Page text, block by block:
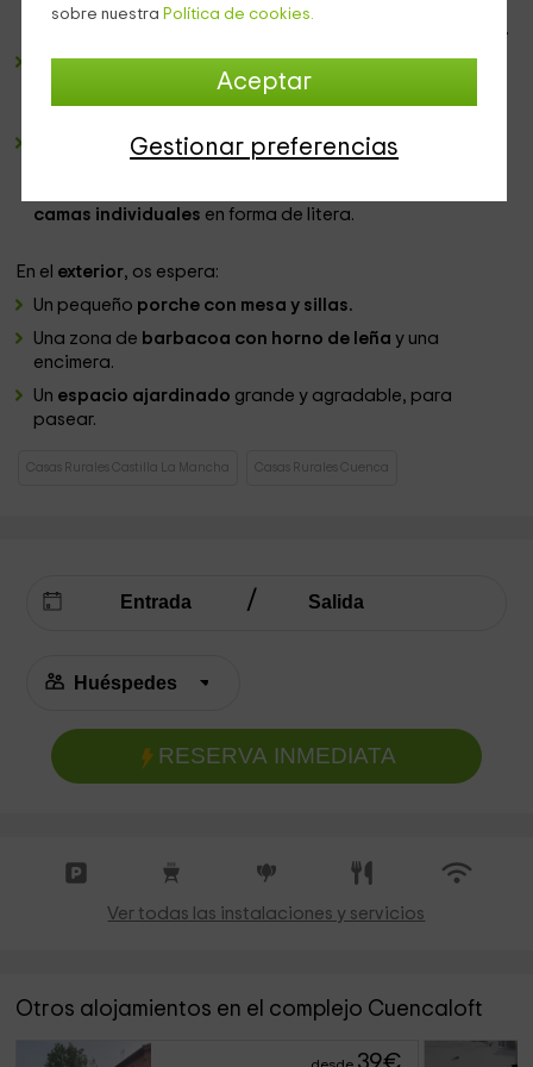
sobre nuestra Política de cookies.
Aceptar
Gestionar preferencias
Justo a continuación de la
zona de la barra
con su conjunto de sillas.
Un cuarto de bañocompleto, en color blanco y
lavabocon su armario junto al que
tenemos laducha, bastante amplia y con mampara.
2 dormitorios doblesluminosos, repartidos de manera
camas individuales en forma de litera.
En el exterior, os espera:
Un pequeño porche con mesa y sillas.
Una zona de barbacoa con horno de leña y una
encimera.
Un espacio ajardinado grande y agradable, para
pasear.
Casas Rurales Castilla La Mancha Casas Rurales Cuenca
RESERVA INMEDIATA
Ver todas las instalaciones y servicios
Otros alojamientos en el complejo Cuencaloft
39€